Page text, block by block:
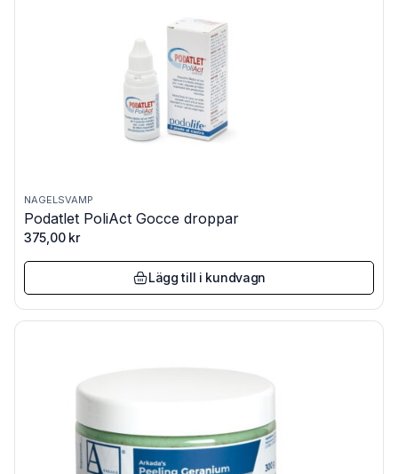
NAGELSVAMP
Podatlet PoliAct Gocce droppar
375,00 kr
Lägg till i kundvagn